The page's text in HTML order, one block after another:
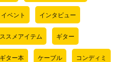
イベント インタビュー
スメアイテム ギター
ギター本 ケーブル コンディミ